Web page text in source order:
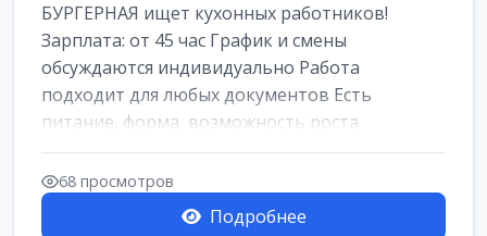
БУРГЕРНАЯ ищет кухонных работников!
Зарплата: от 45 час График и смены
обсуждаются индивидуально Работа
подходит для любых документов Есть
питание, форма, возможность роста
Подробности по телефону 966...
68 просмотров
Подробнее